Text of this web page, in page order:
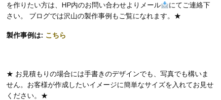
を作りたい方は、HP内のお問い合わせよりメール
にてご連絡下
さい。 ブログでは沢山の製作事例もご覧になれます。★
製作事例は: こちら
★ お見積もりの場合には手書きのデザインでも、写真でも構いま
せん。お客様が作成したいイメージに簡単なサイズを入れてお見せ
ください。★